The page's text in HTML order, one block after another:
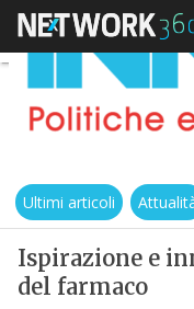
Ultimi articoli
Ispirazione e
del farmaco